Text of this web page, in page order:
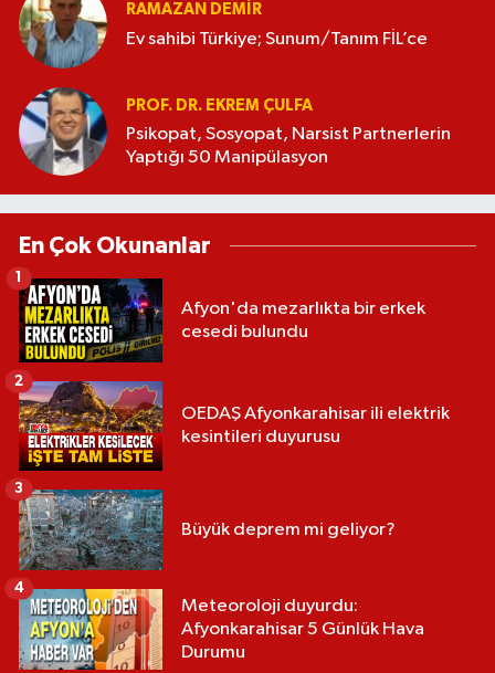
RAMAZAN DEMİR
Ev sahibi Türkiye; Sunum/Tanım FİL’ce
PROF. DR. EKREM ÇULFA
Psikopat, Sosyopat, Narsist Partnerlerin
Yaptığı 50 Manipülasyon
En Çok Okunanlar
Afyon'da mezarlıkta bir erkek
cesedi bulundu
1
OEDAŞ Afyonkarahisar ili elektrik
kesintileri duyurusu
2
Büyük deprem mi geliyor?
3
Meteoroloji duyurdu:
Afyonkarahisar 5 Günlük Hava
Durumu
4